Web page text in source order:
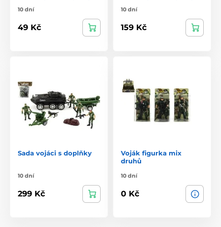
10 dní
49 Kč
10 dní
159 Kč
Sada vojáci s doplňky
10 dní
299 Kč
Voják figurka mix
druhů
10 dní
0 Kč